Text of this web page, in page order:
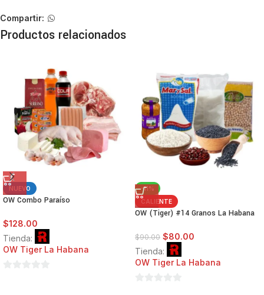
5
Compartir:
Productos relacionados
NUEVO
OW Combo Paraíso
$128.00
Tienda:
OW Tiger La Habana
-11%
CALIENTE
OW (Tiger) #14 Granos La Habana
$90.00 $80.00
Tienda:
OW Tiger La Habana